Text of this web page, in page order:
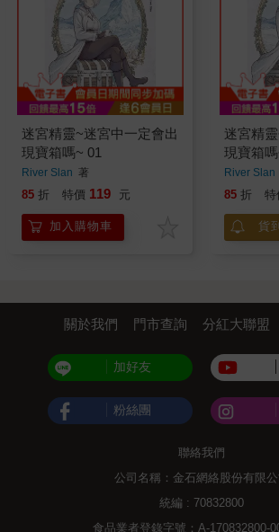
迷宮精靈~迷宮中一定會出
現寶箱嗎~ 01
River Slan 著
85 折 特價 119 元
加入購物車
迷宮精
現寶箱
01
River Slan
85 折 特
貨
關於我們 門市查詢 分紅大聯盟
加好友
粉絲團
聯絡我們
公司名稱：金石網絡股份有限公
統編 : 70832800
食品業者登錄字號：A-170832800-